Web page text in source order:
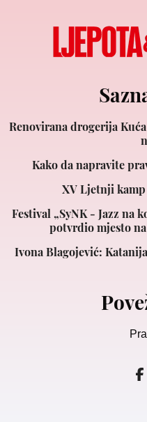
Renovirana drogerija
Kako da napravite
XV Ljetnji
Festival „SyNK - Jazz na
potvrdio mjesto
Ivona Blagojević: